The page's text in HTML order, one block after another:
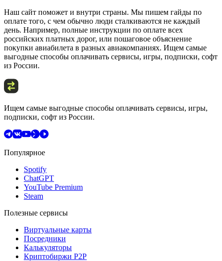
Наш сайт поможет и внутри страны. Мы пишем гайды по
оплате того, с чем обычно люди сталкиваются не каждый
день. Например, полные инструкции по оплате всех
российских платных дорог, или пошаговое объяснение
покупки авиабилета в разных авиакомпаниях. Ищем самые
выгодные способы оплачивать сервисы, игры, подписки, софт
из России.
Ищем самые выгодные способы оплачивать сервисы, игры,
подписки, софт из России.
Популярное
Spotify
ChatGPT
YouTube Premium
Steam
Полезные сервисы
Виртуальные карты
Посредники
Калькуляторы
Криптобиржи P2P